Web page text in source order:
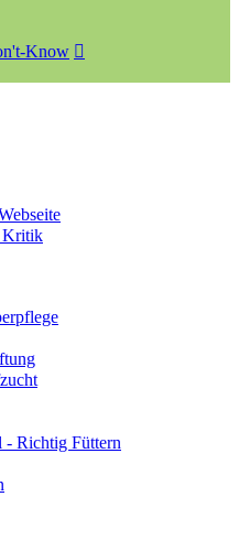
Know
Kritik
Richtig Füttern